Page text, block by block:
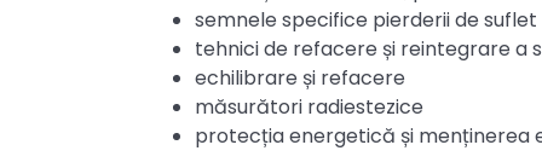
semnele specifice pierderii de suflet
tehnici de refacere și reintegrare a
echilibrare și refacere
măsurători radiestezice
protecția energetică și menținerea